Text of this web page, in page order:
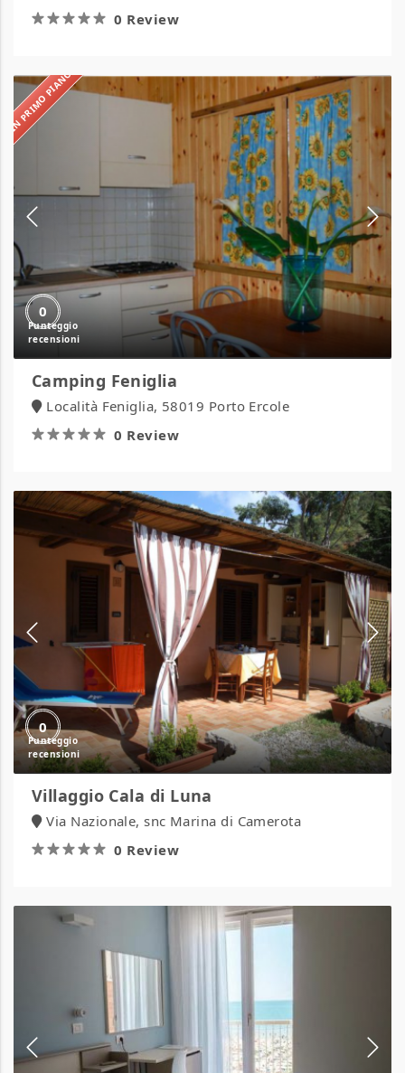
0 Review
IN PRIMO PIANO
0
Camping
Feniglia
Camping Feniglia
Località Feniglia, 58019 Porto Ercole
0 Review
0
Villaggio
Cala
di
Luna
Villaggio Cala di Luna
Via Nazionale, snc Marina di Camerota
0 Review